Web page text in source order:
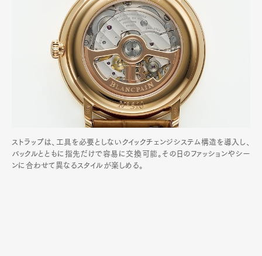
ストラップは、工具を必要としないクイックチェンジシステム構造を導入し、
バックルとともに指先だけで容易に交換可能。その日のファッションやシー
ンに合わせて異なるスタイルが楽しめる。